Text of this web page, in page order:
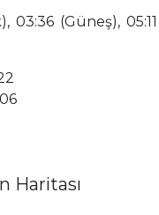
(Güneş),
Haritası